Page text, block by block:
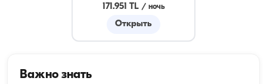
171.951 TL/ ночь
Открыть
Важно знать